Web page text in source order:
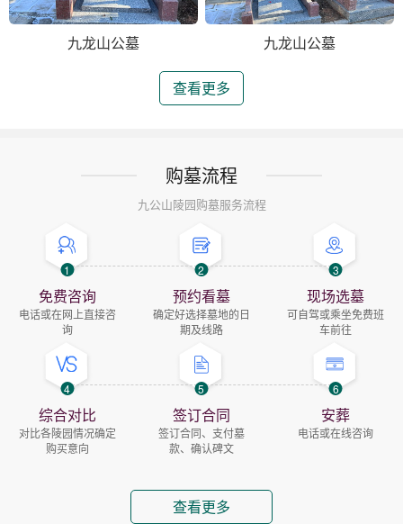
九龙山公墓 九龙山公墓
查看更多
购墓流程
九公山陵园购墓服务流程
1
免费咨询
电话或在网上直接咨
询
2
预约看墓
确定好选择墓地的日
期及线路
3
现场选墓
可自驾或乘坐免费班
车前往
4
综合对比
对比各陵园情况确定
购买意向
5
签订合同
签订合同、支付墓
款、确认碑文
6
安葬
电话或在线咨询
查看更多